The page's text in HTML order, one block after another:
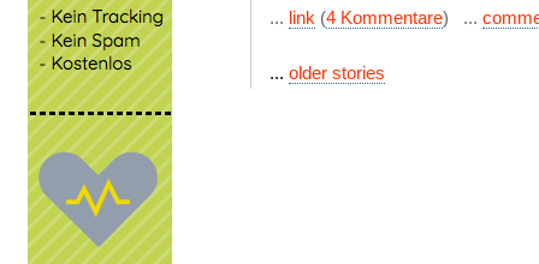
... link (4 Kommentare) ...
... older stories